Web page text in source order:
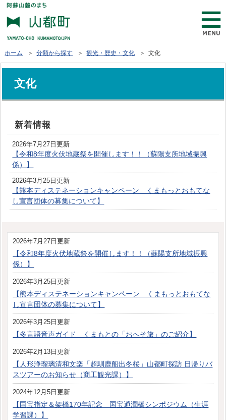
ホーム ＞分類から探す ＞観光・歴史・文化 ＞ 文化
文化
新着情報
2026年7月27日更新
【令和8年度火伏地蔵祭を開催します！！（蘇陽支所地域振興
係）】
2026年3月25日更新
【熊本ディステネーションキャンペーン くまもっとおもてな
し宣言団体の募集について】
2026年7月27日更新
【令和8年度火伏地蔵祭を開催します！！（蘇陽支所地域振興
係）】
2026年3月25日更新
【熊本ディステネーションキャンペーン くまもっとおもてな
し宣言団体の募集について】
2026年3月25日更新
【多言語音声ガイド くまもとの「おへそ旅」のご紹介】
2026年2月13日更新
【人形浄瑠璃清和文楽「超馴鹿船出冬桜」山都町探訪 日帰りバ
スツアーのお知らせ（商工観光課）】
2024年12月5日更新
【国宝指定＆架橋170年記念 国宝通潤橋シンポジウム（生涯
学習課）】